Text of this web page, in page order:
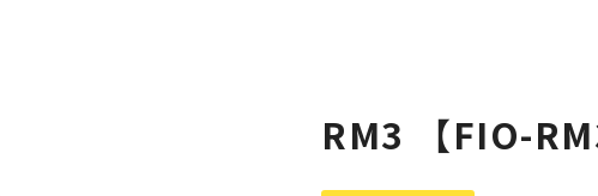
RM3 【FIO-